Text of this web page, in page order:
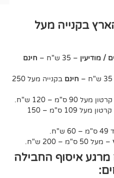
מעל
חינם
בקנייה מעל 250
– קרטון מעל 109 ס"מ – 150
החבילה